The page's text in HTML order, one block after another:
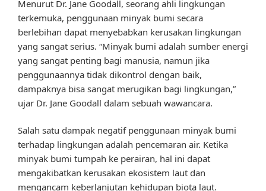
Menurut Dr. Jane Goodall, seorang ahli lingkungan
terkemuka, penggunaan minyak bumi secara
berlebihan dapat menyebabkan kerusakan lingkungan
yang sangat serius. “Minyak bumi adalah sumber energi
yang sangat penting bagi manusia, namun jika
penggunaannya tidak dikontrol dengan baik,
dampaknya bisa sangat merugikan bagi lingkungan,”
ujar Dr. Jane Goodall dalam sebuah wawancara.
Salah satu dampak negatif penggunaan minyak bumi
terhadap lingkungan adalah pencemaran air. Ketika
minyak bumi tumpah ke perairan, hal ini dapat
mengakibatkan kerusakan ekosistem laut dan
mengancam keberlanjutan kehidupan biota laut.